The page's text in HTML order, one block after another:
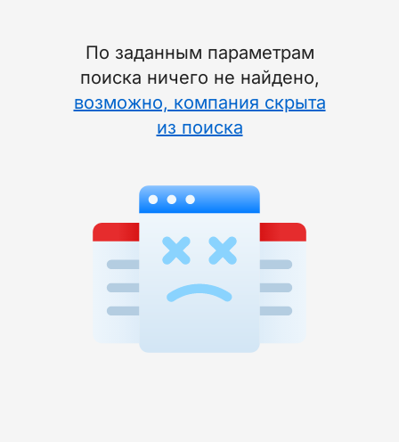
По заданным параметрам
поиска ничего не найдено,
возможно, компания скрыта
из поиска